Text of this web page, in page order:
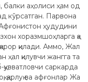
балки аҳолиси ҳам од
кўрсатган. Парвона
ҳудудини
хоразмшоҳларга қа
қилади. Аммо, Жал
қилувчи жангга та
қувватловчи саркарда
қарлуқ ва афғонлар Жа